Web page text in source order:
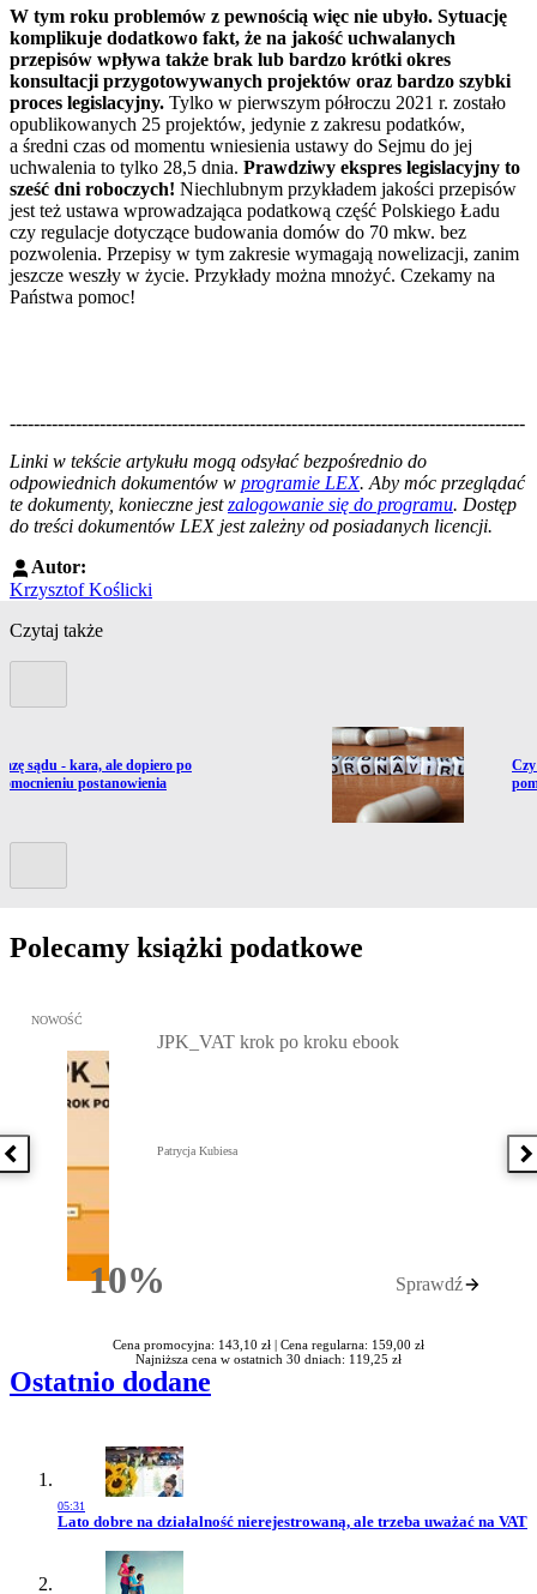
W tym roku problemów z pewnością więc nie ubyło. Sytuację
komplikuje dodatkowo fakt, że na jakość uchwalanych
przepisów wpływa także brak lub bardzo krótki okres
konsultacji przygotowywanych projektów oraz bardzo szybki
proces legislacyjny. Tylko w pierwszym półroczu 2021 r. zostało
opublikowanych 25 projektów, jedynie z zakresu podatków,
a średni czas od momentu wniesienia ustawy do Sejmu do jej
uchwalenia to tylko 28,5 dnia. Prawdziwy ekspres legislacyjny to
sześć dni roboczych! Niechlubnym przykładem jakości przepisów
jest też ustawa wprowadzająca podatkową część Polskiego Ładu
czy regulacje dotyczące budowania domów do 70 mkw. bez
pozwolenia. Przepisy w tym zakresie wymagają nowelizacji, zanim
jeszcze weszły w życie. Przykłady można mnożyć. Czekamy na
Państwa pomoc!
--------------------------------------------------------------------------------------
Linki w tekście artykułu mogą odsyłać bezpośrednio do
odpowiednich dokumentów w programie LEX. Aby móc przeglądać
te dokumenty, konieczne jestzalogowanie się do programu. Dostęp
do treści dokumentów LEX jest zależny od posiadanych licencji.
Autor:
Krzysztof Koślicki
Czytaj także
do artykułu:
sądu - kara, ale dopiero po
postanowienia
Polecamy książki podatkowe
Poprzednia książka
Przejdź do: JPK_VAT krok po kroku ebook, Patrycja Kubiesa -
NOWOŚĆ
10%Rabatu
JPK_VAT krok po kroku ebook
Patrycja Kubiesa
Sprawdź
Cena promocyjna: 143,10 zł | Cena regularna: 159,00 zł
Najniższa cena w ostatnich 30 dniach: 119,25 zł
Ostatnio dodane
05:31
Przejdź do artykułu:
Lato dobre na działalność nierejestrowaną, ale trzeba uważać na VAT